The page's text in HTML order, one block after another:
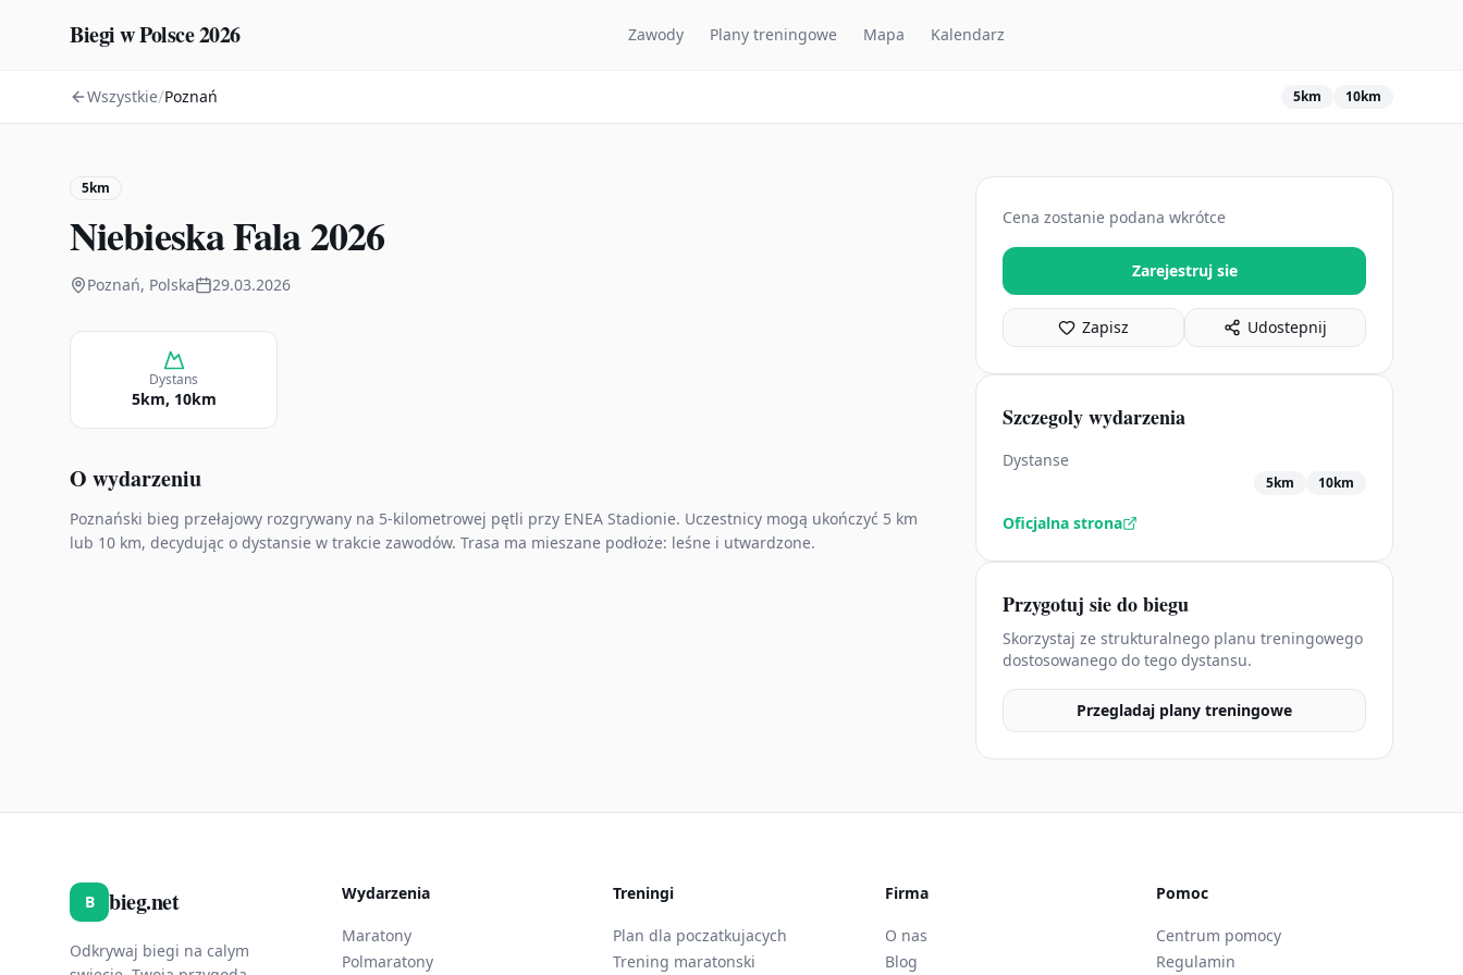
Biegi w Polsce 2026 Zawody Plany treningowe Mapa Kalendarz
Wszystkie/Poznań 5km 10km
5km
Niebieska Fala 2026
Poznań, Polska 29.03.2026
Dystans
5km, 10km
O wydarzeniu
Poznański bieg przełajowy rozgrywany na 5‑kilometrowej pętli przy ENEA Stadionie. Uczestnicy mogą ukończyć 5 km
lub 10 km, decydując o dystansie w trakcie zawodów. Trasa ma mieszane podłoże: leśne i utwardzone.
Cena zostanie podana wkrótce
Zarejestruj sie
Zapisz Udostepnij
Szczegoly wydarzenia
Dystanse
5km 10km
Oficjalna strona
Przygotuj sie do biegu
Skorzystaj ze strukturalnego planu treningowego
dostosowanego do tego dystansu.
Przegladaj plany treningowe
B bieg.net
Odkrywaj biegi na calym
Wydarzenia
Maratony
Polmaratony
Treningi
Plan dla poczatkujacych
Trening maratonski
Firma
O nas
Blog
Pomoc
Centrum pomocy
Regulamin